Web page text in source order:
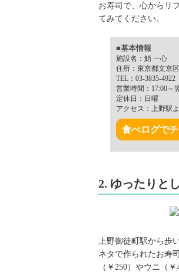
お寿司で、心からリ
てみてください。
■基本情報
施設名：鮨 一心
住所：東京都文京
TEL：03-3835-4922
営業時間：17:00～
定休日：日曜
アクセス：上野駅
食べログで
2. ゆったりと
上野御徒町駅から歩
ネタで作られたお寿
（￥250）やウニ（